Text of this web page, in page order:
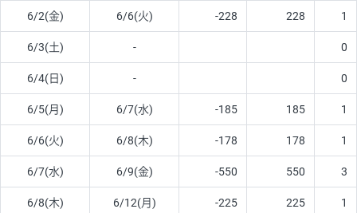
6/2(金) 6/6(火) -228 228 1
6/3(土) - 0
6/4(日) - 0
6/5(月) 6/7(水) -185 185 1
6/6(火) 6/8(木) -178 178 1
6/7(水) 6/9(金) -550 550 3
6/8(木) 6/12(月) -225 225 1